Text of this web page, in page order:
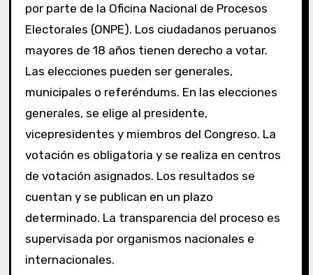
por parte de la Oficina Nacional de Procesos
Electorales (ONPE). Los ciudadanos peruanos
mayores de 18 años tienen derecho a votar.
Las elecciones pueden ser generales,
municipales o referéndums. En las elecciones
generales, se elige al presidente,
vicepresidentes y miembros del Congreso. La
votación es obligatoria y se realiza en centros
de votación asignados. Los resultados se
cuentan y se publican en un plazo
determinado. La transparencia del proceso es
supervisada por organismos nacionales e
internacionales.